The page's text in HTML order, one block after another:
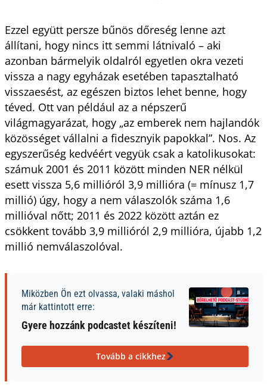
Ezzel együtt persze bűnös dőreség lenne azt
állítani, hogy nincs itt semmi látnivaló – aki
azonban bármelyik oldalról egyetlen okra vezeti
vissza a nagy egyházak esetében tapasztalható
visszaesést, az egészen biztos lehet benne, hogy
téved. Ott van például az a népszerű
világmagyarázat, hogy „az emberek nem hajlandók
közösséget vállalni a fidesznyik papokkal”. Nos. Az
egyszerűség kedvéért vegyük csak a katolikusokat:
számuk 2001 és 2011 között minden NER nélkül
esett vissza 5,6 millióról 3,9 millióra (= mínusz 1,7
millió) úgy, hogy a nem válaszolók száma 1,6
millióval nőtt; 2011 és 2022 között aztán ez
csökkent tovább 3,9 millióról 2,9 millióra, újabb 1,2
millió nemválaszolóval.
Miközben Ön ezt olvassa, valaki máshol
már kattintott erre:
Gyere hozzánk podcastet készíteni!
Tovább a cikkhez